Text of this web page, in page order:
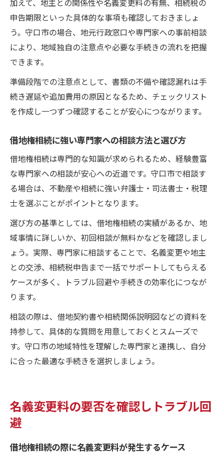
申告期限といった具体的な事項も確認しておきましょ
う。守口市の場合、地元行政窓口や専門家への事前相談
により、地域独自の注意点や必要な手続きの流れを把握
できます。
準備段階での注意点として、書類の不備や確認漏れは手
続き遅延や追加費用の原因となるため、チェックリスト
を作成し一つずつ確認することが安心につながります。
借地権相続に強い専門家への相談方法と選び方
借地権相続は専門的な知識が求められるため、経験豊富
な専門家への相談が安心への近道です。守口市で相談す
る場合は、不動産や相続に強い弁護士・司法書士・税理
士を選ぶことがポイントとなります。
選び方の基準としては、借地権相続の実績があるか、地
域事情に詳しいか、初回相談が無料かなどを確認しまし
ょう。実際、専門家に相談することで、名義変更や地主
との交渉、相続税申告まで一括でサポートしてもらえる
ケースが多く、トラブル回避や手続きの効率化につなが
ります。
相談の際は、借地契約書や相続関係説明図などの資料を
持参して、具体的な質問を用意しておくとスムーズで
す。守口市の地域特性を理解した専門家と連携し、自分
に合った最適な手続きを選択しましょう。
名義変更料の要否を確認しトラブル回
避
借地権相続の際に名義変更料が発生するケース